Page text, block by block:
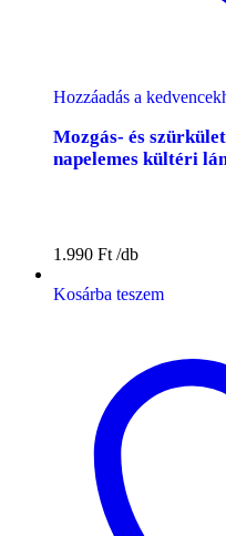
Hozzáadás a
Mozgás- és
napelemes kültéri
1.990 Ft
Kosárba teszem